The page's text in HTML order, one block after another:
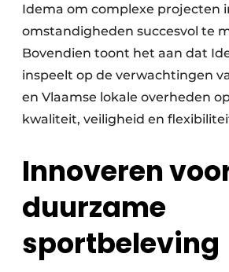
Idema om complexe projecten
omstandigheden succesvol te
Bovendien toont het aan dat
inspeelt op de verwachtingen
en Vlaamse lokale overheden
kwaliteit, veiligheid en
Innoveren
duurzame
sportbeleving